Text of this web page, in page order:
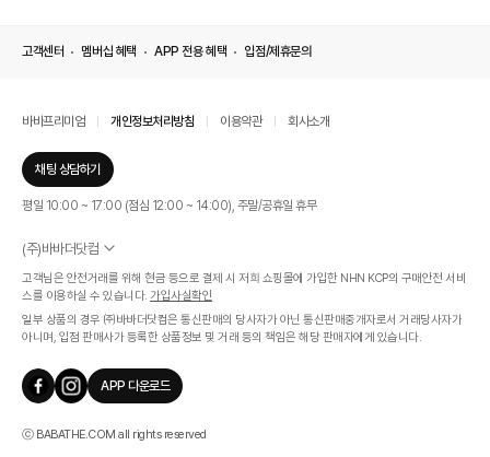
고객센터 멤버십 혜택 APP 전용 혜택 입점/제휴문의
바바프리미엄 개인정보처리방침 이용약관 회사소개
채팅 상담하기
평일 10:00 ~ 17:00 (점심 12:00 ~ 14:00), 주말/공휴일 휴무
(주)바바더닷컴
서울특별시 서초구 신반포로 339, 논현빌딩 (대표이사 : 문인식)
사업자 등록번호 569-86-01308
통신판매업신고번호 제 2019 - 서울 서초 - 1268호
개인정보관리책임자 : 김효영
인증범위
온라인 쇼핑몰 서비스(바바더닷컴)
유효기간
2024.07.17 ~ 2027.07.16
고객님은 안전거래를 위해 현금 등으로 결제 시 저희 쇼핑몰에 가입한 NHN KCP의 구매안전 서비
스를 이용하실 수 있습니다. 가입사실확인
일부 상품의 경우 ㈜바바더닷컴은 통신판매의 당사자가 아닌 통신판매중개자로서 거래당사자가
아니며, 입점 판매사가 등록한 상품정보 및 거래 등의 책임은 해당 판매자에게 있습니다.
APP 다운로드
ⓒ BABATHE.COM all rights reserved